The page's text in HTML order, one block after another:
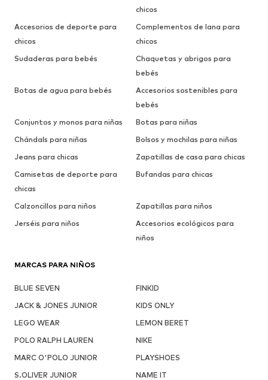
chicos
Accesorios de deporte para
chicos
Complementos de lana para
chicos
Sudaderas para bebés
Chaquetas y abrigos para
bebés
Botas de agua para bebés
Accesorios sostenibles para
bebés
Conjuntos y monos para niñas
Botas para niñas
Chándals para niñas
Bolsos y mochilas para niñas
Jeans para chicas
Zapatillas de casa para chicas
Camisetas de deporte para
chicas
Bufandas para chicas
Calzoncillos para niños
Zapatillas para niños
Jerséis para niños
Accesorios ecológicos para
niños
MARCAS PARA NIÑOS
BLUE SEVEN
FINKID
JACK & JONES JUNIOR
KIDS ONLY
LEGO WEAR
LEMON BERET
POLO RALPH LAUREN
NIKE
MARC O'POLO JUNIOR
PLAYSHOES
S.OLIVER JUNIOR
NAME IT